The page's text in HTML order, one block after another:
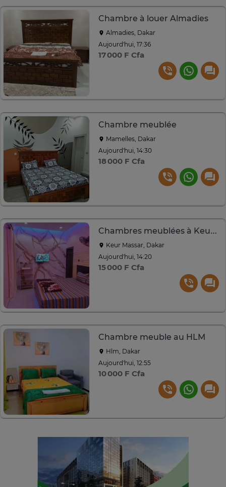
Chambre à louer Almadies
Almadies, Dakar
Aujourd'hui, 17:36
17 000 F Cfa
Chambre meublée
Mamelles, Dakar
Aujourd'hui, 14:30
18 000 F Cfa
Chambres meublées à Keur Massar
Keur Massar, Dakar
Aujourd'hui, 14:20
15 000 F Cfa
Chambre meuble au HLM
Hlm, Dakar
Aujourd'hui, 12:55
10 000 F Cfa